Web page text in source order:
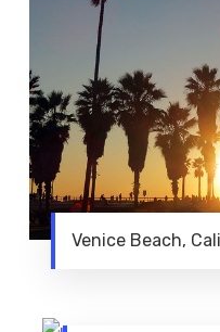
Venice Beach,